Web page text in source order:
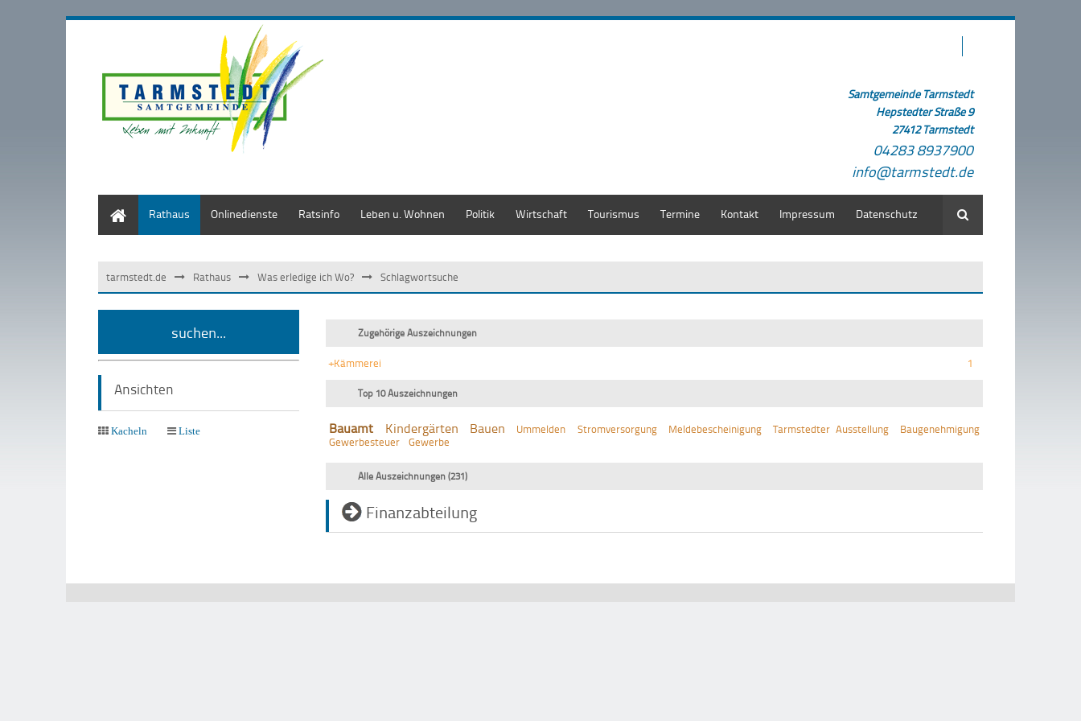
Samtgemeinde Tarmstedt
Hepstedter Straße 9
27412 Tarmstedt
04283 8937900
info@tarmstedt.de
Rathaus Onlinedienste Ratsinfo Leben u. Wohnen Politik Wirtschaft Tourismus Termine Kontakt Impressum Datenschutz Suche
tarmstedt.de Rathaus Was erledige ich Wo? Schlagwortsuche
suchen...
Ansichten
Kacheln Liste
Zugehörige Auszeichnungen
+Kämmerei 1
Top 10 Auszeichnungen
Bauamt Kindergärten Bauen Ummelden Stromversorgung Meldebescheinigung Tarmstedter Ausstellung
Baugenehmigung
Gewerbesteuer
Gewerbe
Alle Auszeichnungen (231)
Finanzabteilung